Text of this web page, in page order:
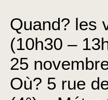
Quand? les
(10h30 –
25
Où? 5 rue